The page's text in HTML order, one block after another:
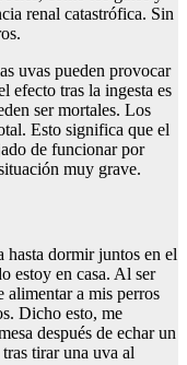
renal catastrófica. Sin
uvas pueden provocar
efecto tras la ingesta es
ser mortales. Los
Esto significa que el
de funcionar por
muy grave.
hasta dormir juntos en el
estoy en casa. Al ser
alimentar a mis perros
Dicho esto, me
después de echar un
tirar una uva al